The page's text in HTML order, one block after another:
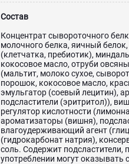
Состав
Концентрат сывороточного
молочного белка, яичный
(клетчатка, пребиотик),
кокосовое масло, отруби
(мальтит, молоко сухое,
порошок, кокосовое масло,
эмульгатор (соевый лецитин),
подсластители (эритритол)),
регулятор кислотности
ароматизаторы (вишня),
влагоудерживающий агент
(гидрокарбонат натрия),
соль. Содержит подсластители,
употреблении могут оказывать